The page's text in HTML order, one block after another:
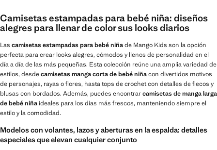
Camisetas estampadas para bebé niña: diseños
alegres para llenar de color sus looks diarios
Las camisetas estampadas para bebé niñade Mango Kids son la opción
perfecta para crear looks alegres, cómodos y llenos de personalidad en el
día a día de las más pequeñas. Esta colección reúne una amplia variedad de
estilos, desdecamisetas manga corta de bebé niñacon divertidos motivos
de personajes, rayas o flores, hasta tops de crochet con detalles de flecos y
blusas con bordados. Además, puedes encontrarcamisetas de manga larga
de bebé niña ideales para los días más frescos, manteniendo siempre el
estilo y la comodidad.
Modelos con volantes, lazos y aberturas en la espalda: detalles
especiales que elevan cualquier conjunto